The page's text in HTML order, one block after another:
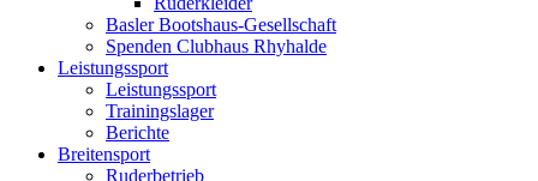
Basler Bootshaus-Gesellschaft
Spenden Clubhaus Rhyhalde
Leistungssport
Leistungssport
Trainingslager
Berichte
Breitensport
Ruderbetrieb